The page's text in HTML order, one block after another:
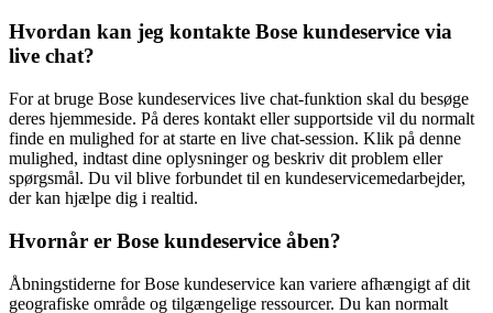
Hvordan kan jeg kontakte Bose kundeservice via
live chat?
For at bruge Bose kundeservices live chat-funktion skal du besøge
deres hjemmeside. På deres kontakt eller supportside vil du normalt
finde en mulighed for at starte en live chat-session. Klik på denne
mulighed, indtast dine oplysninger og beskriv dit problem eller
spørgsmål. Du vil blive forbundet til en kundeservicemedarbejder,
der kan hjælpe dig i realtid.
Hvornår er Bose kundeservice åben?
Åbningstiderne for Bose kundeservice kan variere afhængigt af dit
geografiske område og tilgængelige ressourcer. Du kan normalt